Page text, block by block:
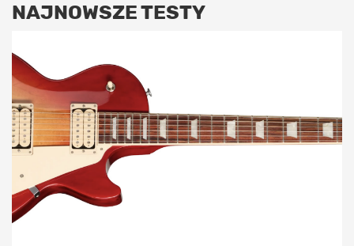
NAJNOWSZE TESTY